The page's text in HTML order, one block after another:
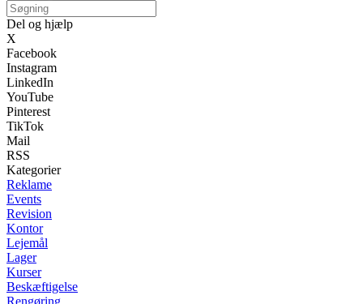
Del og hjælp
X
Facebook
Instagram
LinkedIn
YouTube
Pinterest
TikTok
Mail
RSS
Kategorier
Reklame
Events
Revision
Kontor
Lejemål
Lager
Kurser
Beskæftigelse
Rengøring